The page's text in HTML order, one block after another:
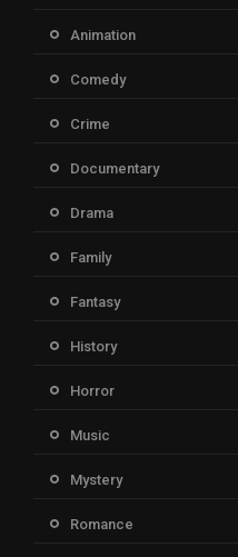
Animation
Comedy
Crime
Documentary
Drama
Family
Fantasy
History
Horror
Music
Mystery
Romance